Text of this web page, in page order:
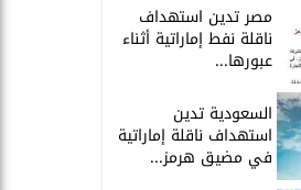
مصر تدين استهداف
ناقلة نفط إماراتية أثناء
عبورها...
السعودية تدين
استهداف ناقلة إماراتية
في مضيق هرمز...